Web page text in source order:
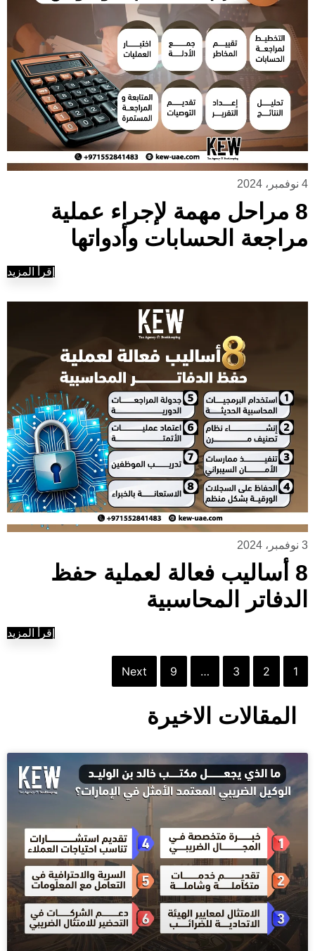
4 نوفمبر، 2024
8 مراحل مهمة لإجراء عملية
مراجعة الحسابات وأدواتها
إقرأ المزيد
3 نوفمبر، 2024
8 أساليب فعالة لعملية حفظ
الدفاتر المحاسبية
إقرأ المزيد
1
2
3
…
9
Next
المقالات الاخيرة